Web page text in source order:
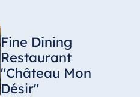
Fine Dining
Restaurant
"Château Mon
Désir"